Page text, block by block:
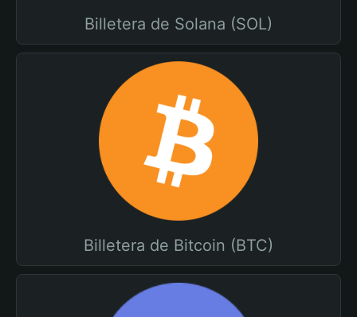
Billetera de Solana (SOL)
Billetera de Bitcoin (BTC)